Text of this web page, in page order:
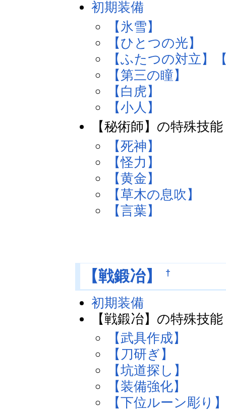
初期装備
【氷雪】
【ひとつの光】
【ふたつの対立】
【第三の瞳】
【白虎】
【小人】
【秘術師】の特殊技
【死神】
【怪力】
【黄金】
【草木の息吹】
【言葉】
【戦鍛冶】 †
初期装備
【戦鍛冶】の特殊技
【武具作成】
【刀研ぎ】
【坑道探し】
【装備強化】
【下位ルーン彫り